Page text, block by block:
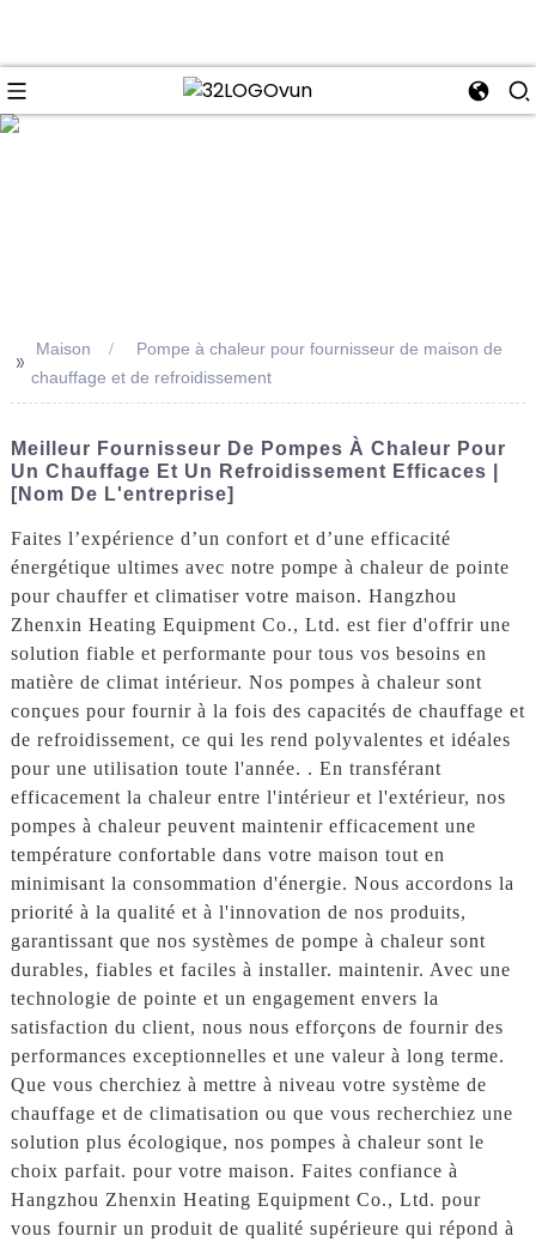
>> Maison
Pompe à chaleur pour fournisseur de maison de
chauffage et de refroidissement
Meilleur Fournisseur De Pompes À Chaleur Pour
Un Chauffage Et Un Refroidissement Efficaces |
[Nom De L'entreprise]
Faites l’expérience d’un confort et d’une efficacité
énergétique ultimes avec notre pompe à chaleur de pointe
pour chauffer et climatiser votre maison. Hangzhou
Zhenxin Heating Equipment Co., Ltd. est fier d'offrir une
solution fiable et performante pour tous vos besoins en
matière de climat intérieur. Nos pompes à chaleur sont
conçues pour fournir à la fois des capacités de chauffage et
de refroidissement, ce qui les rend polyvalentes et idéales
pour une utilisation toute l'année. . En transférant
efficacement la chaleur entre l'intérieur et l'extérieur, nos
pompes à chaleur peuvent maintenir efficacement une
température confortable dans votre maison tout en
minimisant la consommation d'énergie. Nous accordons la
priorité à la qualité et à l'innovation de nos produits,
garantissant que nos systèmes de pompe à chaleur sont
durables, fiables et faciles à installer. maintenir. Avec une
technologie de pointe et un engagement envers la
satisfaction du client, nous nous efforçons de fournir des
performances exceptionnelles et une valeur à long terme.
Que vous cherchiez à mettre à niveau votre système de
chauffage et de climatisation ou que vous recherchiez une
solution plus écologique, nos pompes à chaleur sont le
choix parfait. pour votre maison. Faites confiance à
Hangzhou Zhenxin Heating Equipment Co., Ltd. pour
vous fournir un produit de qualité supérieure qui répond à